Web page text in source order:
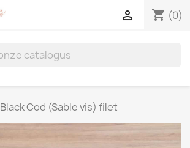
shopping_cart (0)

Black Cod (Sable vis) filet